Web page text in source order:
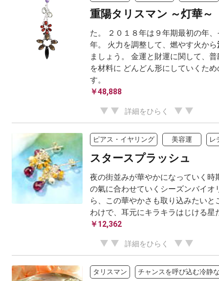
重陽タリスマン ～灯華～
た。 ２０１８年は９年期最初の年
年。 火力を調整して、燃やす火から
ましょう。 金運と財運に関して、
を材料に どんどん形にしていくた
す。
￥48,888
詳細をひらく
ピアス・イヤリング 美容運 レ
スタースプラッシュ
夜の街並みが華やかになっていく時
の氣に合わせていくシーズンバイオ
ら、この華やかさも取り込みたいと
わけで、耳元にキラキラはじける星
￥12,362
詳細をひらく
タリスマン チャンスを呼び込む冷静